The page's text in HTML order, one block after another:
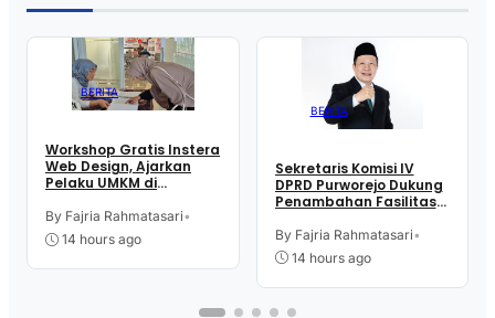
BERITA
Workshop Gratis Instera
Web Design, Ajarkan
Pelaku UMKM di
Teknologi Digital buat
Jualan
By Fajria Rahmatasari•
14 hours ago
BERITA
Sekretaris Komisi IV
DPRD Purworejo Dukung
Penambahan Fasilitas
Tjitrowardojo
By Fajria Rahmatasari•
14 hours ago